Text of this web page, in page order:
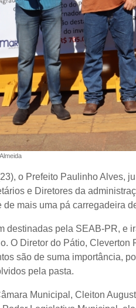
o Prefeito Paulinho Alves,
e Diretores da
de mais uma pá carregadeira
destinadas pela SEAB-PR, e
O Diretor do Pátio,
são de suma importância,
pela pasta.
Municipal, Cleiton